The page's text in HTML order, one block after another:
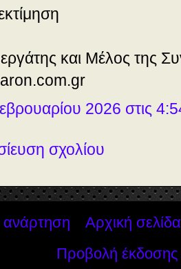
και Μέλος της
2026 στις
σχολίου
ανάρτηση
Αρχική σελίδα
Προβολή έκδοσης